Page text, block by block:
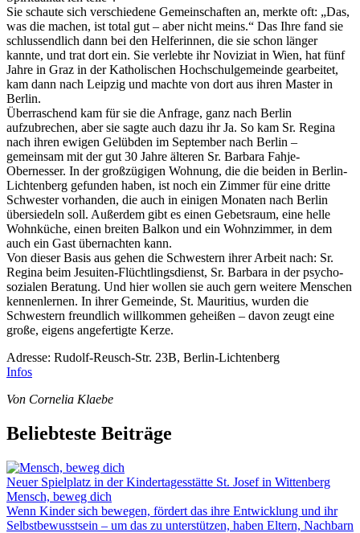
Sie schaute sich verschiedene Gemeinschaften an, merkte oft: „Das,
was die machen, ist total gut – aber nicht meins.“ Das Ihre fand sie
schlussendlich dann bei den Helferinnen, die sie schon länger
kannte, und trat dort ein. Sie verlebte ihr Noviziat in Wien, hat fünf
Jahre in Graz in der Katholischen Hochschulgemeinde gearbeitet,
kam dann nach Leipzig und machte von dort aus ihren Master in
Berlin.
Überraschend kam für sie die Anfrage, ganz nach Berlin
aufzubrechen, aber sie sagte auch dazu ihr Ja. So kam Sr. Regina
nach ihren ewigen Gelübden im September nach Berlin –
gemeinsam mit der gut 30 Jahre älteren Sr. Barbara Fahje-
Obernesser. In der großzügigen Wohnung, die die beiden in Berlin-
Lichtenberg gefunden haben, ist noch ein Zimmer für eine dritte
Schwester vorhanden, die auch in einigen Monaten nach Berlin
übersiedeln soll. Außerdem gibt es einen Gebetsraum, eine helle
Wohnküche, einen breiten Balkon und ein Wohnzimmer, in dem
auch ein Gast übernachten kann.
Von dieser Basis aus gehen die Schwestern ihrer Arbeit nach: Sr.
Regina beim Jesuiten-Flüchtlingsdienst, Sr. Barbara in der psycho-
sozialen Beratung. Und hier wollen sie auch gern weitere Menschen
kennenlernen. In ihrer Gemeinde, St. Mauritius, wurden die
Schwestern freundlich willkommen geheißen – davon zeugt eine
große, eigens angefertigte Kerze.
Adresse: Rudolf-Reusch-Str. 23B, Berlin-Lichtenberg
Infos
Von Cornelia Klaebe
Beliebteste Beiträge
Neuer Spielplatz in der Kindertagesstätte St. Josef in Wittenberg
Mensch, beweg dich
Wenn Kinder sich bewegen, fördert das ihre Entwicklung und ihr
Selbstbewusstsein – um das zu unterstützen, haben Eltern, Nachbarn